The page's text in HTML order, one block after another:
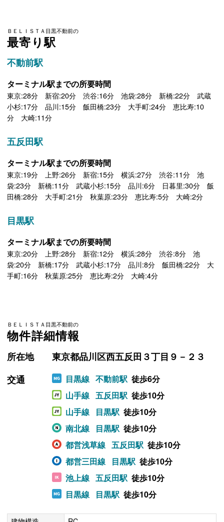
ＢＥＬＩＳＴＡ目黒不動前の
最寄り駅
不動前駅
ターミナル駅までの所要時間
東京:28分 新宿:20分 渋谷:16分 池袋:28分 新橋:22分 武蔵
小杉:17分 品川:15分 飯田橋:23分 大手町:24分 恵比寿:10
分 大崎:11分
五反田駅
ターミナル駅までの所要時間
東京:19分 上野:26分 新宿:15分 横浜:27分 渋谷:11分 池
袋:23分 新橋:11分 武蔵小杉:15分 品川:6分 日暮里:30分 飯
田橋:28分 大手町:21分 秋葉原:23分 恵比寿:5分 大崎:2分
目黒駅
ターミナル駅までの所要時間
東京:20分 上野:28分 新宿:12分 横浜:28分 渋谷:8分 池
袋:20分 新橋:17分 武蔵小杉:17分 品川:8分 飯田橋:22分 大
手町:16分 秋葉原:25分 恵比寿:2分 大崎:4分
ＢＥＬＩＳＴＡ目黒不動前の
物件詳細情報
所在地
東京都品川区西五反田３丁目９－２３
交通
目黒線 不動前駅 徒歩6分
山手線 五反田駅 徒歩10分
山手線
目黒駅 徒歩10分
南北線
目黒駅 徒歩10分
都営浅草線 五反田駅 徒歩10分
都営三田線
目黒駅 徒歩10分
池上線 五反田駅 徒歩10分
目黒線
目黒駅 徒歩10分